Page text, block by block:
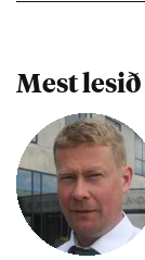
Mest lesið